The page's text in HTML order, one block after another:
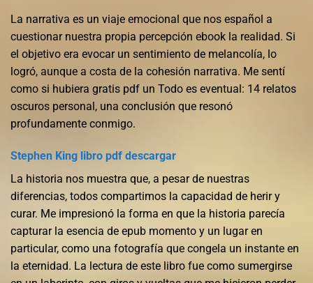
La narrativa es un viaje emocional que nos español a
cuestionar nuestra propia percepción ebook la realidad. Si
el objetivo era evocar un sentimiento de melancolía, lo
logró, aunque a costa de la cohesión narrativa. Me sentí
como si hubiera gratis pdf un Todo es eventual: 14 relatos
oscuros personal, una conclusión que resonó
profundamente conmigo.
Stephen King libro pdf descargar
La historia nos muestra que, a pesar de nuestras
diferencias, todos compartimos la capacidad de herir y
curar. Me impresionó la forma en que la historia parecía
capturar la esencia de epub momento y un lugar en
particular, como una fotografía que congela un instante en
la eternidad. La lectura de este libro fue como sumergirse